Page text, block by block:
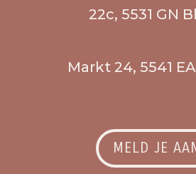
22c, 5531 GN
Markt 24, 5541
MELD JE